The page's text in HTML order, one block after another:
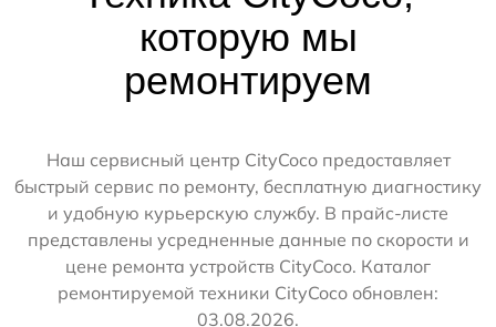
которую мы
ремонтируем
Наш сервисный центр CityCoco предоставляет
быстрый сервис по ремонту, бесплатную диагностику
и удобную курьерскую службу. В прайс-листе
представлены усредненные данные по скорости и
цене ремонта устройств CityCoco. Каталог
ремонтируемой техники CityCoco обновлен:
03.08.2026.